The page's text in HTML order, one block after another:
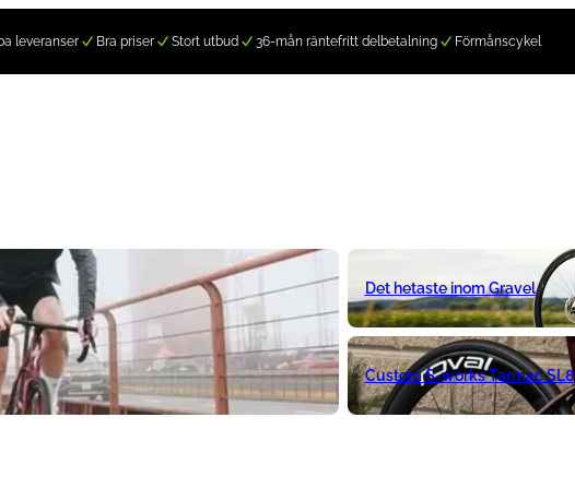
leveranser Bra priser Stort utbud 36-mån räntefritt delbetalning Förmånscykel
Det hetaste inom Gravel
Custom S-works Tarmac SL8